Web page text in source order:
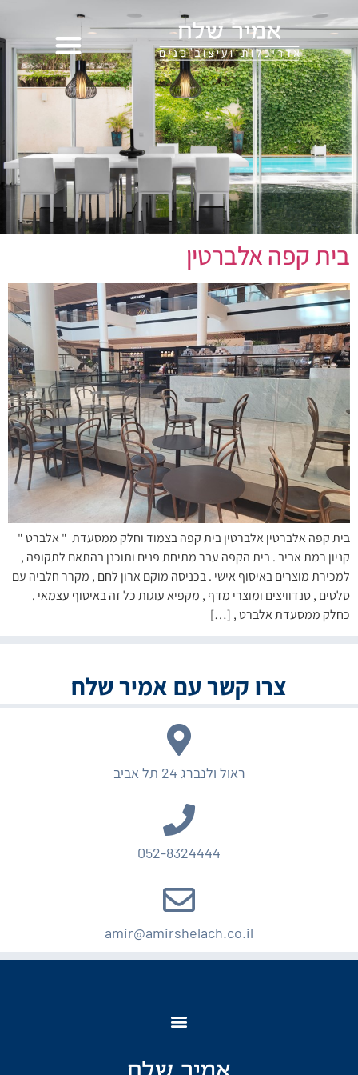
בית קפה אלברטין
בית קפה אלברטין אלברטין בית קפה בצמוד וחלק ממסעדת " אלברט "
קניון רמת אביב . בית הקפה עבר מתיחת פנים ותוכנן בהתאם לתקופה ,
למכירת מוצרים באיסוף אישי . בכניסה מוקם ארון לחם , מקרר חלביה עם
סלטים , סנדוויצים ומוצרי מדף , מקפיא עוגות כל זה באיסוף עצמאי .
כחלק ממסעדת אלברט , […]
צרו קשר עם אמיר שלח
ראול ולנברג 24 תל אביב
052-8324444
amir@amirshelach.co.il